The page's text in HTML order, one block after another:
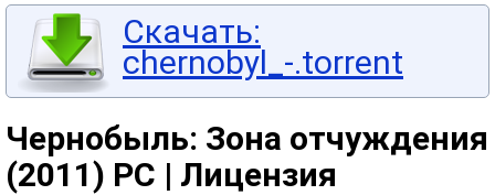
Скачать:
chernobyl_-.torrent
Чернобыль: Зона отчуждения
(2011) PC | Лицензия